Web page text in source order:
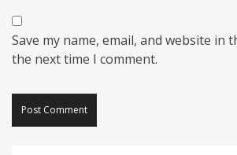
Save my name, email, and website in
the next time I comment.